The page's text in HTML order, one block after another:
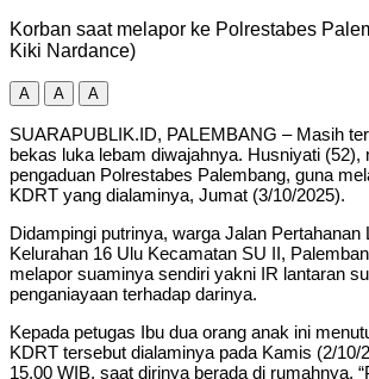
Korban saat melapor ke Polrestabes
Kiki Nardance)
A A A
SUARAPUBLIK.ID, PALEMBANG – Masih
bekas luka lebam diwajahnya. Husniyati (52),
pengaduan Polrestabes Palembang, guna
KDRT yang dialaminya, Jumat (3/10/2025).
Didampingi putrinya, warga Jalan Pertahanan
Kelurahan 16 Ulu Kecamatan SU II,
melapor suaminya sendiri yakni IR lantaran
penganiayaan terhadap darinya.
Kepada petugas Ibu dua orang anak ini
KDRT tersebut dialaminya pada Kamis (2/10/
15.00 WIB, saat dirinya berada di rumahnya.